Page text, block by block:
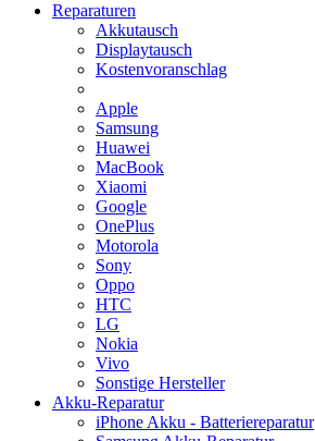
Reparaturen
Akkutausch
Displaytausch
Kostenvoranschlag
Apple
Samsung
Huawei
MacBook
Xiaomi
Google
OnePlus
Motorola
Sony
Oppo
HTC
LG
Nokia
Vivo
Sonstige Hersteller
Akku-Reparatur
iPhone Akku - Batteriereparatur